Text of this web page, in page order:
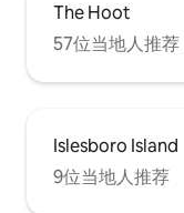
The Hoot
57位当地人推荐
Islesboro Island
9位当地人推荐